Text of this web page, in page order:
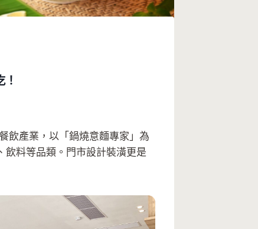
！
飲產業，以「鍋燒意麵專家」為
飲料等品類。門市設計裝潢更是